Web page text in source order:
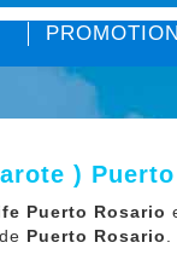
)
Puerto Rosario
Puerto Rosario